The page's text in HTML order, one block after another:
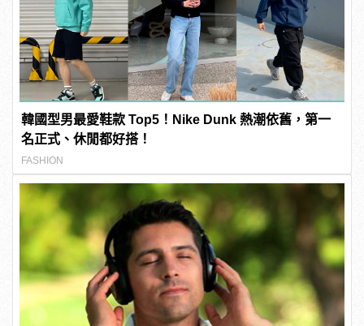
韓國型男最愛鞋款 Top5！Nike Dunk 熱潮依舊，第一
名正式、休閒都好搭！
FASHION